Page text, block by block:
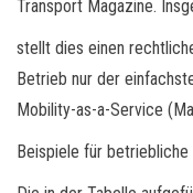
Transport Magazine.
stellt dies einen
Betrieb nur der
Mobility-as-a-Service
Beispiele für